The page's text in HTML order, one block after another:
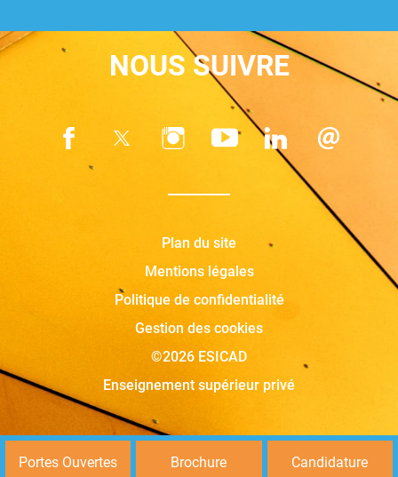
NOUS SUIVRE
Plan du site
Mentions légales
Politique de confidentialité
Gestion des cookies
©2026 ESICAD
Enseignement supérieur privé
Portes Ouvertes Brochure Candidature